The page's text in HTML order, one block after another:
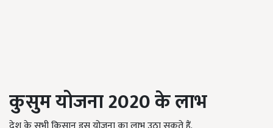
कुसुम योजना 2020के लाभ